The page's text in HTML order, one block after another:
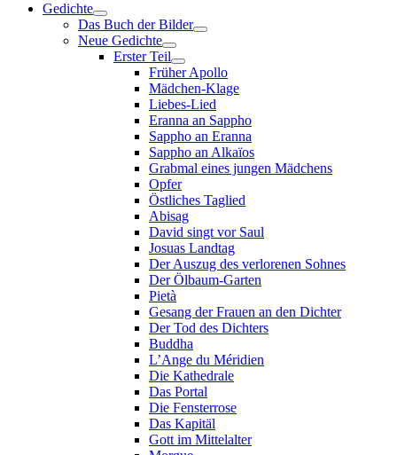
Gedichte
Das Buch der Bilder
Neue Gedichte
Erster Teil
Früher Apollo
Mädchen-Klage
Liebes-Lied
Eranna an Sappho
Sappho an Eranna
Sappho an Alkaïos
Grabmal eines jungen Mädchens
Opfer
Östliches Taglied
Abisag
David singt vor Saul
Josuas Landtag
Der Auszug des verlorenen Sohnes
Der Ölbaum-Garten
Pietà
Gesang der Frauen an den Dichter
Der Tod des Dichters
Buddha
L’Ange du Méridien
Die Kathedrale
Das Portal
Die Fensterrose
Das Kapitäl
Gott im Mittelalter